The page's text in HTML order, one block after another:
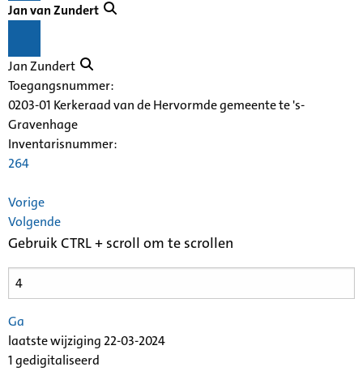
Jan van Zundert
Jan Zundert
Toegangsnummer:
0203-01 Kerkeraad van de Hervormde gemeente te 's-
Gravenhage
Inventarisnummer:
264
Vorige
Volgende
Gebruik CTRL + scroll om te scrollen
Ga
laatste wijziging 22-03-2024
1 gedigitaliseerd